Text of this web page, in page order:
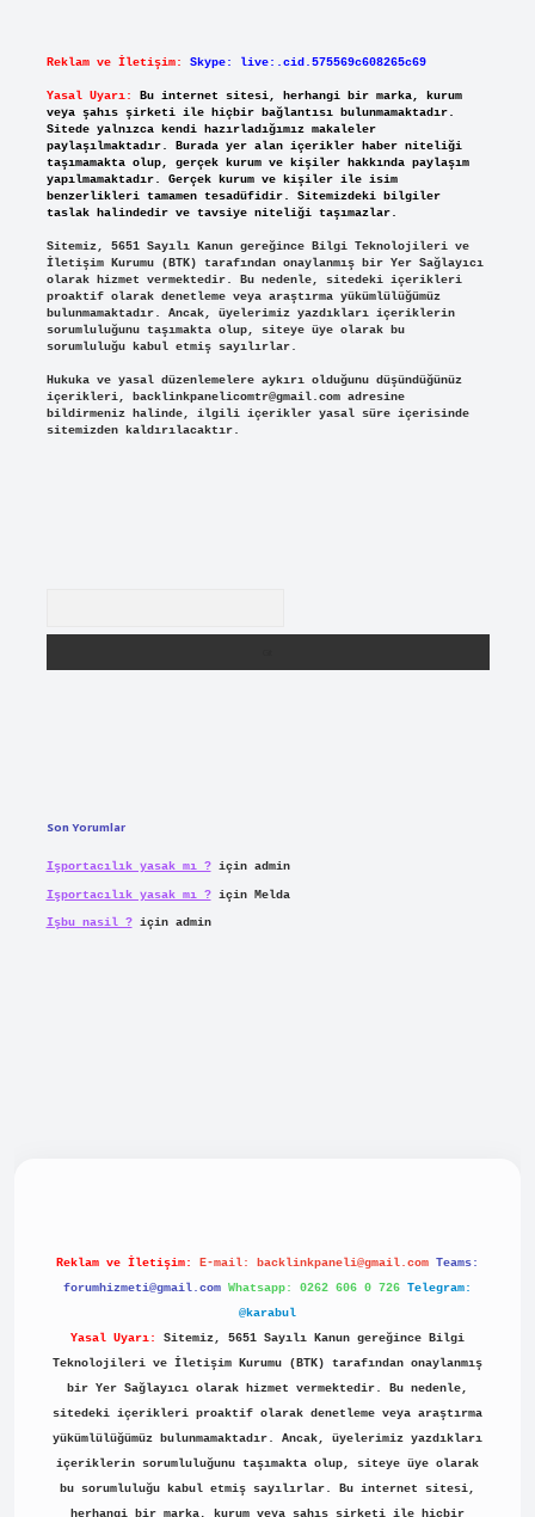
Reklam ve İletişim: Skype: live:.cid.575569c608265c69
Yasal Uyarı:
Bu internet sitesi, herhangi bir marka, kurum
veya şahıs şirketi ile hiçbir bağlantısı bulunmamaktadır.
Sitede yalnızca kendi hazırladığımız makaleler
paylaşılmaktadır. Burada yer alan içerikler haber niteliği
taşımamakta olup, gerçek kurum ve kişiler hakkında paylaşım
yapılmamaktadır. Gerçek kurum ve kişiler ile isim
benzerlikleri tamamen tesadüfidir. Sitemizdeki bilgiler
taslak halindedir ve tavsiye niteliği taşımazlar.
Sitemiz, 5651 Sayılı Kanun gereğince Bilgi Teknolojileri ve
İletişim Kurumu (BTK) tarafından onaylanmış bir Yer Sağlayıcı
olarak hizmet vermektedir. Bu nedenle, sitedeki içerikleri
proaktif olarak denetleme veya araştırma yükümlülüğümüz
bulunmamaktadır. Ancak, üyelerimiz yazdıkları içeriklerin
sorumluluğunu taşımakta olup, siteye üye olarak bu
sorumluluğu kabul etmiş sayılırlar.
Hukuka ve yasal düzenlemelere aykırı olduğunu düşündüğünüz
içerikleri,
backlinkpanelicomtr@gmail.comadresine
bildirmeniz halinde, ilgili içerikler yasal süre içerisinde
sitemizden kaldırılacaktır.
Son Yorumlar
Işportacılık yasak mı ?için admin
Işportacılık yasak mı ?için Melda
Işbu nasil ?için admin
Reklam ve İletişim: E-mail: backlinkpaneli@gmail.com
Teams:
forumhizmeti@gmail.com Whatsapp: 0262 606 0 726
Telegram:
@karabul
Yasal Uyarı:
Sitemiz, 5651 Sayılı Kanun gereğince Bilgi
Teknolojileri ve İletişim Kurumu (BTK) tarafından onaylanmış
bir Yer Sağlayıcı olarak hizmet vermektedir. Bu nedenle,
sitedeki içerikleri proaktif olarak denetleme veya araştırma
yükümlülüğümüz bulunmamaktadır. Ancak, üyelerimiz yazdıkları
içeriklerin sorumluluğunu taşımakta olup, siteye üye olarak
bu sorumluluğu kabul etmiş sayılırlar. Bu internet sitesi,